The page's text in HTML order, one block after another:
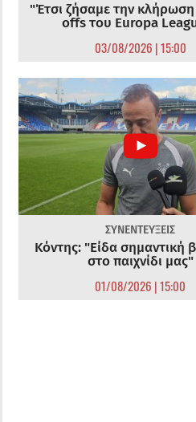
"Έτσι ζήσαμε την
offs του Europa
03/08/2026 | 15:00
ΣΥΝΕΝΤΕΥΞΕΙΣ
Κόντης: "Είδα σημαντική
στο παιχνίδι μας"
01/08/2026 | 15:00